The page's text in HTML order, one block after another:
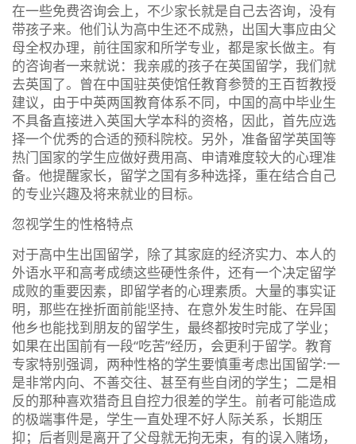
在一些免费咨询会上，不少家长就是自己去咨询，没有
带孩子来。他们认为高中生还不成熟，出国大事应由父
母全权办理，前往国家和所学专业，都是家长做主。有
的咨询者一来就说：我亲戚的孩子在英国留学，我们就
去英国了。曾在中国驻英使馆任教育参赞的王百哲教授
建议，由于中英两国教育体系不同，中国的高中毕业生
不具备直接进入英国大学本科的资格，因此，首先应选
择一个优秀的合适的预科院校。另外，准备留学英国等
热门国家的学生应做好费用高、申请难度较大的心理准
备。他提醒家长，留学之国有多种选择，重在结合自己
的专业兴趣及将来就业的目标。
忽视学生的性格特点
对于高中生出国留学，除了其家庭的经济实力、本人的
外语水平和高考成绩这些硬性条件，还有一个决定留学
成败的重要因素，即留学者的心理素质。大量的事实证
明，那些在挫折面前能坚持、在意外发生时能、在异国
他乡也能找到朋友的留学生，最终都按时完成了学业；
如果在出国前有一段“吃苦”经历，会更利于留学。教育
专家特别强调，两种性格的学生要慎重考虑出国留学:一
是非常内向、不善交往、甚至有些自闭的学生；二是相
反的那种喜欢猎奇且自控力很差的学生。前者可能造成
的极端事件是，学生一直处理不好人际关系，长期压
抑；后者则是离开了父母就无拘无束，有的误入赌场，